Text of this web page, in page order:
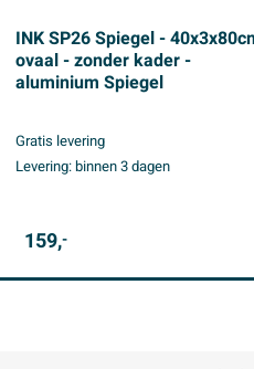
INK SP26 Spiegel -
ovaal - zonder kader -
aluminium Spiegel
Gratis levering
Levering:binnen 3 dagen
159,-